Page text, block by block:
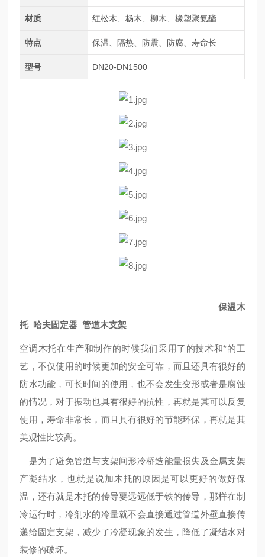
材质 红松木、杨木、柳木、橡塑聚氨酯
特点 保温、隔热、防震、防腐、寿命长
型号 DN20-DN1500
保温木
托 哈夫固定器 管道木支架
空调木托在生产和制作的时候我们采用了的技术和*的工
艺，不仅使用的时候更加的安全可靠，而且还具有很好的
防水功能，可长时间的使用，也不会发生变形或者是腐蚀
的情况，对于振动也具有很好的抗性，再就是其可以反复
使用，寿命非常长，而且具有很好的节能环保，再就是其
美观性比较高。
是为了避免管道与支架间形冷桥造能量损失及金属支架
产凝结水，也就是说加木托的原因是可以更好的做好保
温，还有就是木托的传导要远远低于铁的传导，那样在制
冷运行时，冷剂水的冷量就不会直接通过管道外壁直接传
递给固定支架，减少了冷凝现象的发生，降低了凝结水对
装修的破坏。